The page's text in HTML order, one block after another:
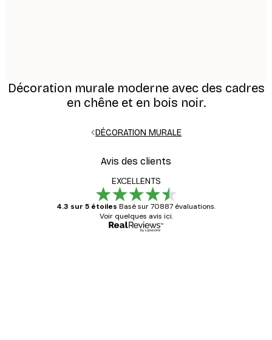
Décoration murale moderne avec des cadres
en chêne et en bois noir.
DÉCORATION MURALE
Avis des clients
EXCELLENTS
4.3 sur 5 étoiles Basé sur 70887 évaluations.
Voir quelques avis ici.